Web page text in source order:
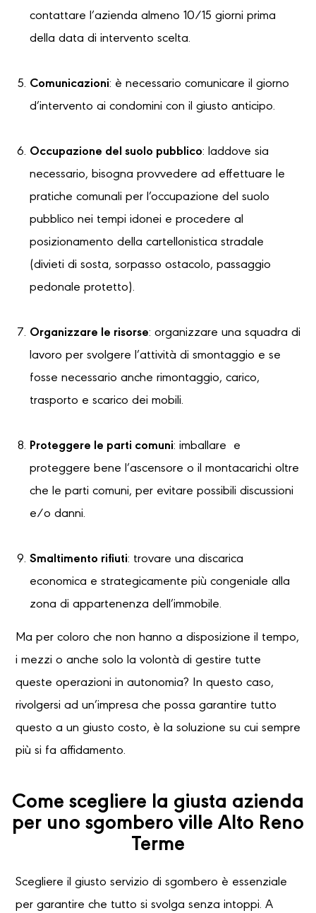
contattare l’azienda almeno 10/15 giorni prima
della data di intervento scelta.
Comunicazioni: è necessario comunicare il giorno
d’intervento ai condomini con il giusto anticipo.
Occupazione del suolo pubblico: laddove sia
necessario, bisogna provvedere ad effettuare le
pratiche comunali per l’occupazione del suolo
pubblico nei tempi idonei e procedere al
posizionamento della cartellonistica stradale
(divieti di sosta, sorpasso ostacolo, passaggio
pedonale protetto).
Organizzare le risorse: organizzare una squadra di
lavoro per svolgere l’attività di smontaggio e se
fosse necessario anche rimontaggio, carico,
trasporto e scarico dei mobili.
Proteggere le parti comuni: imballare e
proteggere bene l’ascensore o il montacarichi oltre
che le parti comuni, per evitare possibili discussioni
e/o danni.
Smaltimento rifiuti: trovare una discarica
economica e strategicamente più congeniale alla
zona di appartenenza dell’immobile.
Ma per coloro che non hanno a disposizione il tempo,
i mezzi o anche solo la volontà di gestire tutte
queste operazioni in autonomia? In questo caso,
rivolgersi ad un’impresa che possa garantire tutto
questo a un giusto costo, è la soluzione su cui sempre
più si fa affidamento.
Come scegliere la giusta azienda
per uno sgombero ville Alto Reno
Terme
Scegliere il giusto servizio di sgombero è essenziale
per garantire che tutto si svolga senza intoppi. A